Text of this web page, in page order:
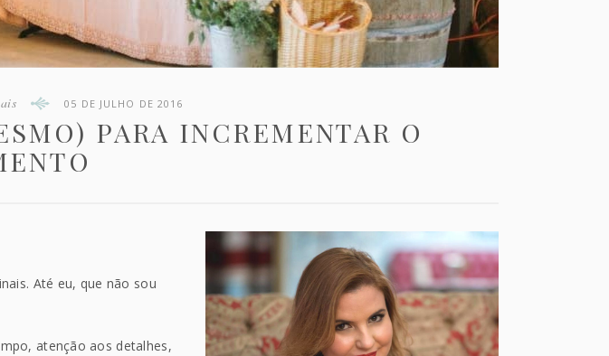
05 DE JULHO DE 2016
PARA INCREMENTAR O
Até eu, que não sou
atenção aos detalhes,